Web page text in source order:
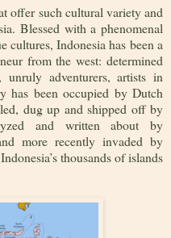
offer such cultural variety and
Blessed with a phenomenal
cultures, Indonesia has been a
from the west: determined
unruly adventurers, artists in
has been occupied by Dutch
dug up and shipped off by
and written about by
more recently invaded by
thousands of islands